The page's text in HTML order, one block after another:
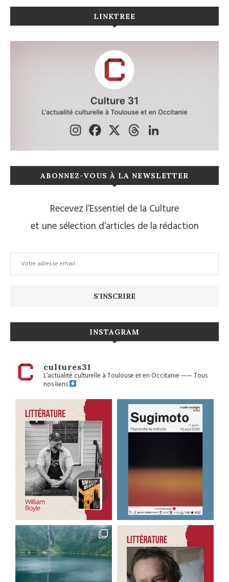
LINKTREE
ABONNEZ-VOUS À LA NEWSLETTER
Recevez l’Essentiel de la Culture
et une sélection d’articles de la rédaction
INSTAGRAM
cultures31
L’actualité culturelle à Toulouse et en Occitanie——Tous
nos liens